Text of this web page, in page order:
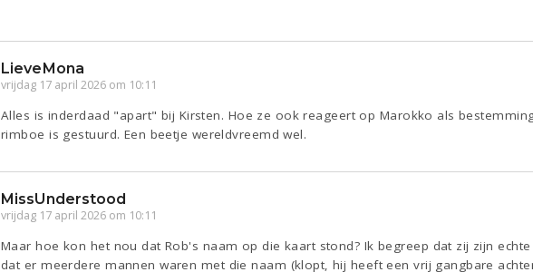
LieveMona
vrijdag 17 april 2026 om 10:11
Alles is inderdaad "apart" bij Kirsten. Hoe ze ook reageert op Marokko als
rimboe is gestuurd. Een beetje wereldvreemd wel.
MissUnderstood
vrijdag 17 april 2026 om 10:11
Maar hoe kon het nou dat Rob's naam op die kaart stond? Ik begreep dat zij zijn
dat er meerdere mannen waren met die naam (klopt, hij heeft een vrij gangbare